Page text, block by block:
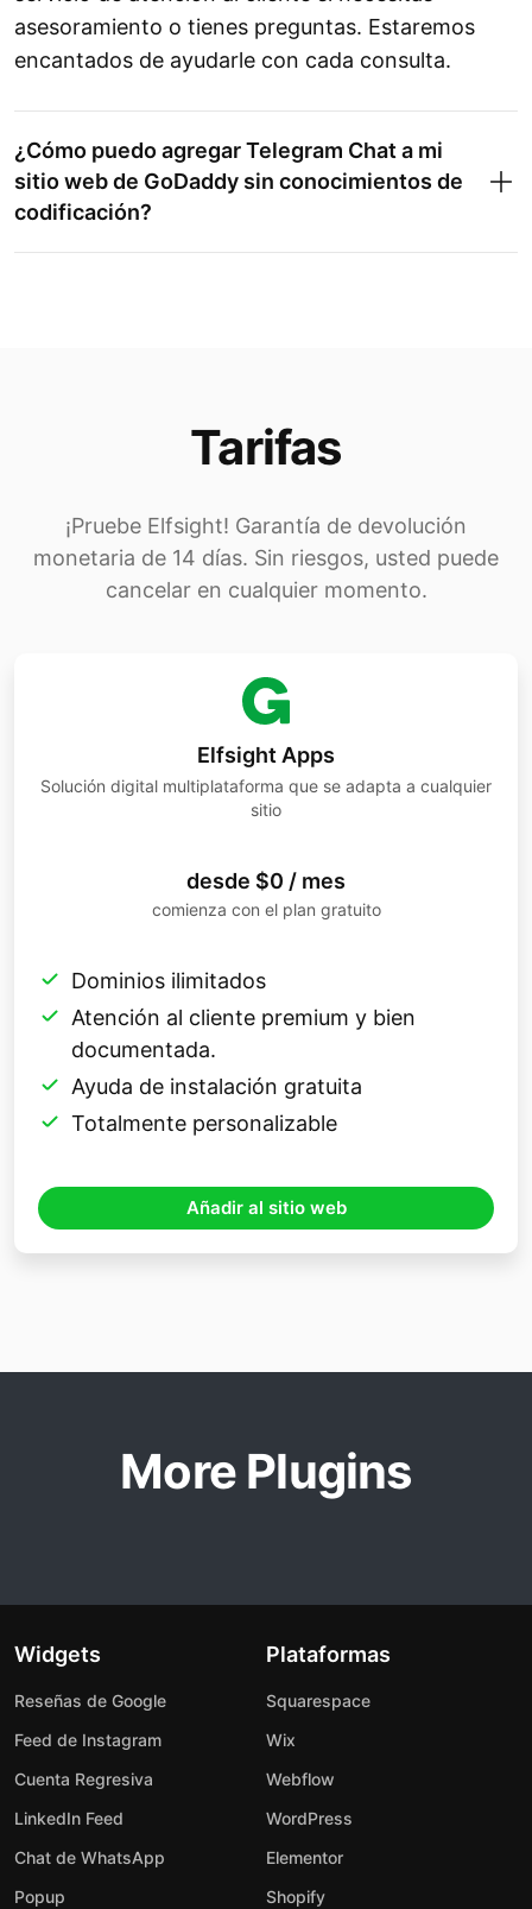
asesoramiento o tienes preguntas. Estaremos
encantados de ayudarle con cada consulta.
¿Cómo puedo agregar Telegram Chat a mi
sitio web de GoDaddy sin conocimientos de
codificación?
Tarifas
¡Pruebe Elfsight! Garantía de devolución
monetaria de 14 días. Sin riesgos, usted puede
cancelar en cualquier momento.
Elfsight Apps
Solución digital multiplataforma que se adapta a cualquier
sitio
desde $0 / mes
comienza con el plan gratuito
Dominios ilimitados
Atención al cliente premium y bien
documentada.
Ayuda de instalación gratuita
Totalmente personalizable
Añadir al sitio web
More Plugins
Widgets
Reseñas de Google
Feed de Instagram
Cuenta Regresiva
LinkedIn Feed
Chat de WhatsApp
Popup
Plataformas
Squarespace
Wix
Webflow
WordPress
Elementor
Shopify